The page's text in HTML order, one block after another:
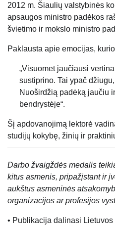
2012 m. Šiaulių valstybinės
apsaugos ministro padėkos
švietimo ir mokslo ministro
Paklausta apie emocijas,
„Visuomet jaučiausi
sustiprino. Tai ypač
Nuoširdžią padėką jaučiu
bendrystėje“.
Šį apdovanojimą lektorė
studijų kokybę, žinių ir
Darbo žvaigždės medalis
kitus asmenis, pripažįstant ir
aukštus asmeninės
organizacijos ar profesijos
• Publikacija dalinasi